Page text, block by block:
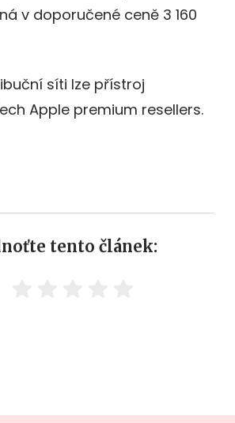
v doporučené ceně 3 160
síti lze přístroj
Apple premium resellers.
tento článek: